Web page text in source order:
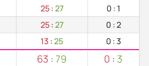
25:27 0 : 1
25:27 0 :2
13:25 0 :3
63 :79 0 : 3